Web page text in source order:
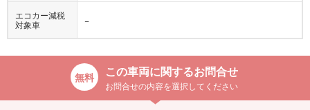
エコカー減税
対象車
−
この車両に関するお問合せ
お問合せの内容を選択してください